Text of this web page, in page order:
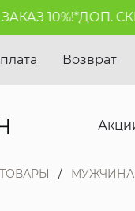
10%!*ДОП.
Возврат
ТОВАРЫ